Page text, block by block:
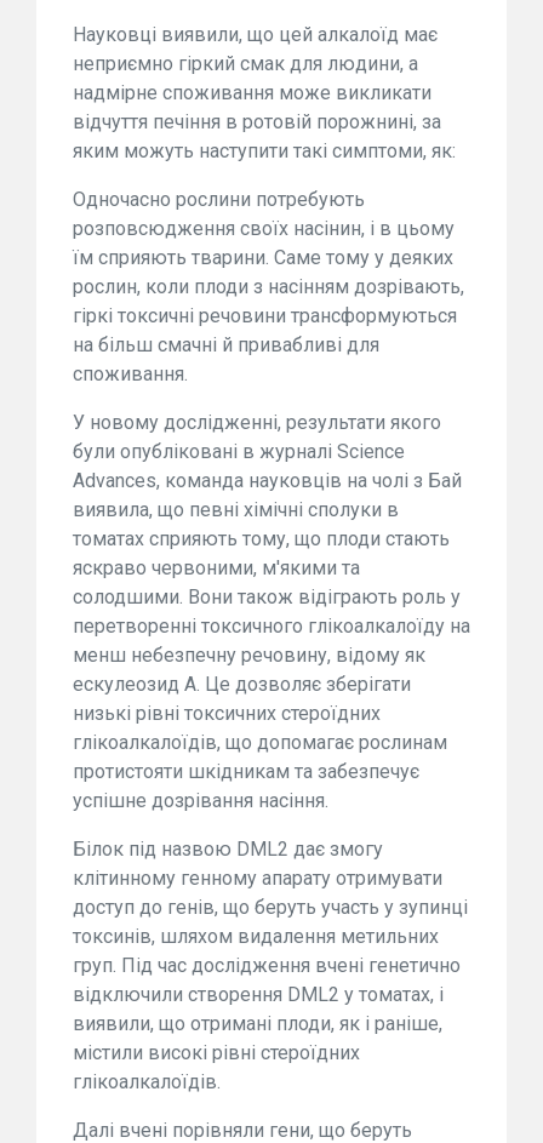
Науковці виявили, що цей алкалоїд має
неприємно гіркий смак для людини, а
надмірне споживання може викликати
відчуття печіння в ротовій порожнині, за
яким можуть наступити такі симптоми, як:
Одночасно рослини потребують
розповсюдження своїх насінин, і в цьому
їм сприяють тварини. Саме тому у деяких
рослин, коли плоди з насінням дозрівають,
гіркі токсичні речовини трансформуються
на більш смачні й привабливі для
споживання.
У новому дослідженні, результати якого
були опубліковані в журналі Science
Advances, команда науковців на чолі з Бай
виявила, що певні хімічні сполуки в
томатах сприяють тому, що плоди стають
яскраво червоними, м'якими та
солодшими. Вони також відіграють роль у
перетворенні токсичного глікоалкалоїду на
менш небезпечну речовину, відому як
ескулеозид А. Це дозволяє зберігати
низькі рівні токсичних стероїдних
глікоалкалоїдів, що допомагає рослинам
протистояти шкідникам та забезпечує
успішне дозрівання насіння.
Білок під назвою DML2 дає змогу
клітинному генному апарату отримувати
доступ до генів, що беруть участь у зупинці
токсинів, шляхом видалення метильних
груп. Під час дослідження вчені генетично
відключили створення DML2 у томатах, і
виявили, що отримані плоди, як і раніше,
містили високі рівні стероїдних
глікоалкалоїдів.
Далі вчені порівняли гени, що беруть